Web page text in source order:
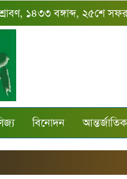
১৪৩৩ বঙ্গাব্দ, ২৫শে
বিনোদন আন্তর্জাতিক